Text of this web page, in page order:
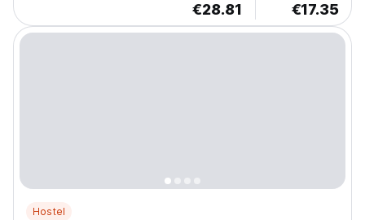
€28.81 €17.35
Hostel